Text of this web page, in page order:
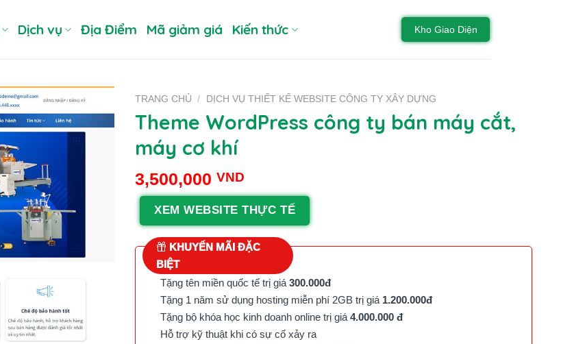
Dịch vụ Địa Điểm Mã giảm giá Kiến thức Kho Giao Diện
TRANG CHỦ / DỊCH VỤ THIẾT KẾ WEBSITE CÔNG TY XÂY DỰNG
Theme WordPress công ty bán máy cắt,
máy cơ khí
3,500,000 VND
XEM WEBSITE THỰC TẾ
KHUYẾN MÃI ĐẶC
BIỆT
Tặng tên miền quốc tế trị giá 300.000đ
Tặng 1 năm sử dụng hosting miễn phí 2GB trị giá 1.200.000đ
Tặng bộ khóa học kinh doanh online trị giá 4.000.000 đ
Hỗ trợ kỹ thuật khi có sự cố xảy ra